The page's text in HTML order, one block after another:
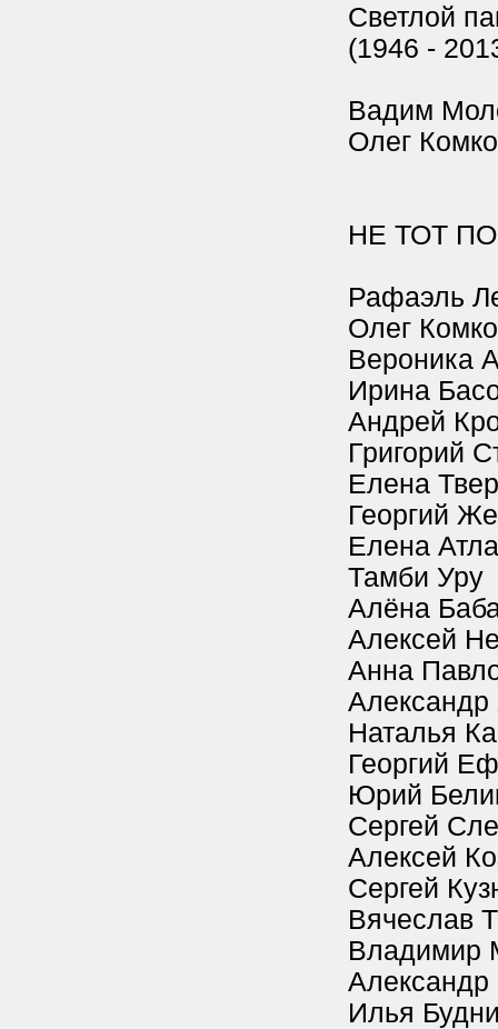
Светлой
(1946 -
Вадим
Олег
НЕ ТОТ
Рафаэль
Олег
Вероника
Ирина
Андрей
Григорий
Елена
Георгий
Елена
Тамби Уру
Алёна
Алексей
Анна
Александр
Наталья
Георгий
Юрий
Сергей
Алексей
Сергей
Вячеслав
Владимир
Илья